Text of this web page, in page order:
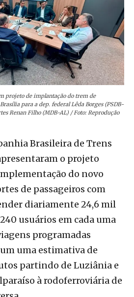
projeto de implantação do trem de
para a dep. federal Lêda Borges (PSDB-
Renan Filho (MDB-AL) / Foto: Reprodução
Brasileira de Trens
o projeto
do novo
de passageiros com
diariamente 24,6 mil
usuários em cada uma
programadas
uma estimativa de
partindo de Luziânia e
à rodoferroviária de